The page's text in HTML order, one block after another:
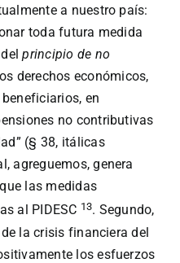
a nuestro país:
toda futura medida
delprincipio de no
derechos económicos,
en
no contributivas
(§ 38, itálicas
agreguemos, genera
las medidas
al PIDESC 13. Segundo,
la crisis financiera del
los esfuerzos